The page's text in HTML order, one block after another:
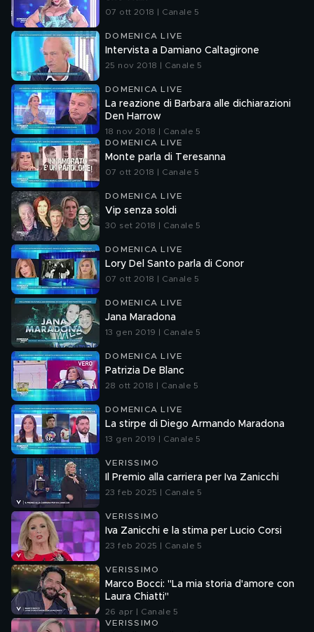
07 ott 2018 | Canale 5
DOMENICA LIVE
Intervista a Damiano Caltagirone
25 nov 2018 | Canale 5
DOMENICA LIVE
La reazione di Barbara alle dichiarazioni
Den Harrow
18 nov 2018 | Canale 5
DOMENICA LIVE
Monte parla di Teresanna
07 ott 2018 | Canale 5
DOMENICA LIVE
Vip senza soldi
30 set 2018 | Canale 5
DOMENICA LIVE
Lory Del Santo parla di Conor
07 ott 2018 | Canale 5
DOMENICA LIVE
Jana Maradona
13 gen 2019 | Canale 5
DOMENICA LIVE
Patrizia De Blanc
28 ott 2018 | Canale 5
DOMENICA LIVE
La stirpe di Diego Armando Maradona
13 gen 2019 | Canale 5
VERISSIMO
Il Premio alla carriera per Iva Zanicchi
23 feb 2025 | Canale 5
VERISSIMO
Iva Zanicchi e la stima per Lucio Corsi
23 feb 2025 | Canale 5
VERISSIMO
Marco Bocci: "La mia storia d'amore con
Laura Chiatti"
26 apr | Canale 5
VERISSIMO